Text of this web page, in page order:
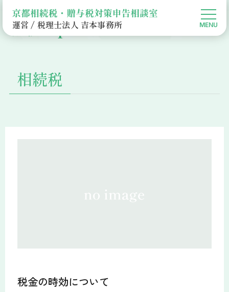
運営 / 税理士法人 吉本事務所
相続topics
京都相続税・贈与税対策申告相談室HOME 相続税
相続税
税金の時効について